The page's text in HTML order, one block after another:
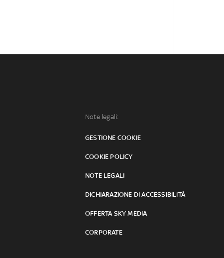
Note legali:
GESTIONE COOKIE
COOKIE POLICY
NOTE LEGALI
DICHIARAZIONE DI ACCESSIBILITÀ
OFFERTA SKY MEDIA
CORPORATE